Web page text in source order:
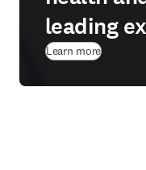
leading
Learn more